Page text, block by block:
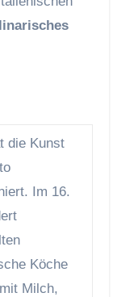
die Kunst
Im 16.
Köche
Milch,